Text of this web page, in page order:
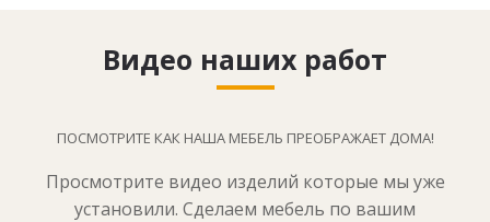
Видео наших работ
ПОСМОТРИТЕ КАК НАША МЕБЕЛЬ ПРЕОБРАЖАЕТ ДОМА!
Просмотрите видео изделий которые мы уже
установили. Сделаем мебель по вашим